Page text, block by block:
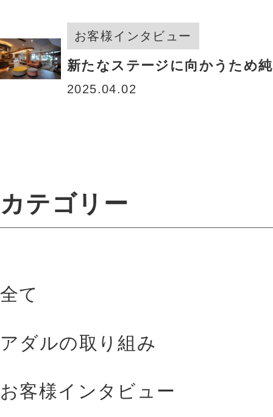
お客様インタビュー
新たなステージに向かうため
2025.04.02
カテゴリー
全て
アダルの取り組み
お客様インタビュー